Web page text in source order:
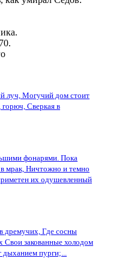
луч, Могучий дом стоит
горюч, Сверкая в
фонарями. Пока
мрак, Ничтожно и темно
их одушевленный
дремучих, Где сосны
Свои закованные холодом
дыханием пурги;...